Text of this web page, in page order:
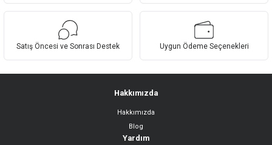
Bu ürüne benzer farklı alternatifler olmalı.
Gönder
Satış Öncesi ve Sonrası Destek Uygun Ödeme Seçenekleri
Hakkımızda
Hakkımızda
Blog
Yardım